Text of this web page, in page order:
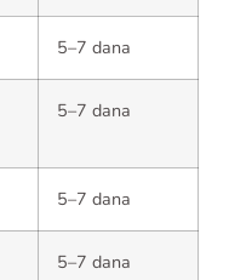
5–7 dana
5–7 dana
5–7 dana
5–7 dana